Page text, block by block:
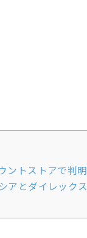
ントストアで判明
アとダイレックス